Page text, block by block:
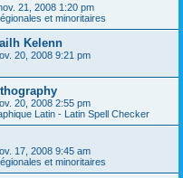
21, 2008 1:20 pm
et minoritaires
Kelenn
20, 2008 9:21 pm
20, 2008 2:55 pm
Latin - Latin Spell Checker
17, 2008 9:45 am
et minoritaires